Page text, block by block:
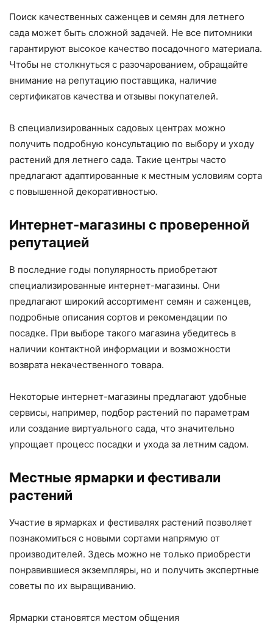
Поиск качественных саженцев и семян для летнего
сада может быть сложной задачей. Не все питомники
гарантируют высокое качество посадочного материала.
Чтобы не столкнуться с разочарованием, обращайте
внимание на репутацию поставщика, наличие
сертификатов качества и отзывы покупателей.
В специализированных садовых центрах можно
получить подробную консультацию по выбору и уходу
растений для летнего сада. Такие центры часто
предлагают адаптированные к местным условиям сорта
с повышенной декоративностью.
Интернет-магазины с проверенной
репутацией
В последние годы популярность приобретают
специализированные интернет-магазины. Они
предлагают широкий ассортимент семян и саженцев,
подробные описания сортов и рекомендации по
посадке. При выборе такого магазина убедитесь в
наличии контактной информации и возможности
возврата некачественного товара.
Некоторые интернет-магазины предлагают удобные
сервисы, например, подбор растений по параметрам
или создание виртуального сада, что значительно
упрощает процесс посадки и ухода за летним садом.
Местные ярмарки и фестивали
растений
Участие в ярмарках и фестивалях растений позволяет
познакомиться с новыми сортами напрямую от
производителей. Здесь можно не только приобрести
понравившиеся экземпляры, но и получить экспертные
советы по их выращиванию.
Ярмарки становятся местом общения